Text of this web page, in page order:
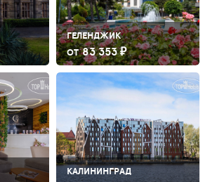
ГЕЛЕНДЖИК
ОТ 83 353 ₽
КАЛИНИНГРАД